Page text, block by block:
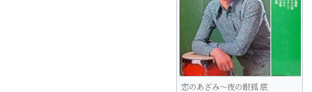
恋のあざみ～夜の銀狐 底